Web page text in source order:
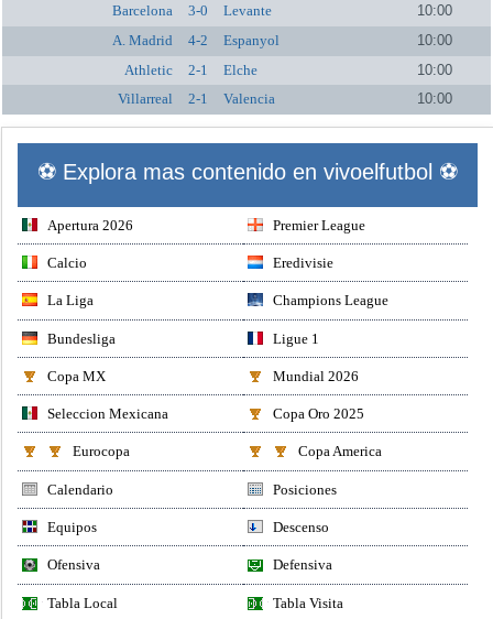
Barcelona
3-0 Levante
10:00
A. Madrid
4-2 Espanyol
10:00
Athletic
2-1 Elche
10:00
Villarreal
2-1 Valencia 10:00
⚽ Explora mas contenido en vivoelfutbol ⚽
Apertura 2026 Premier League
Calcio Eredivisie
La Liga Champions League
Bundesliga Ligue 1
Copa MX Mundial 2026
Seleccion Mexicana Copa Oro 2025
Eurocopa Copa America
Calendario Posiciones
Equipos Descenso
Ofensiva Defensiva
Tabla Local Tabla Visita